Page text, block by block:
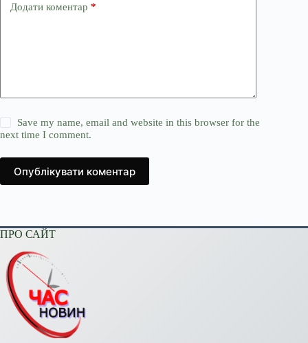
Додати коментар *
Save my name, email and website in this browser for the
next time I comment.
Опублікувати коментар
ПРО САЙТ